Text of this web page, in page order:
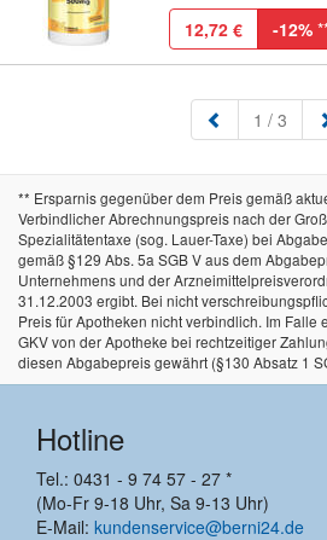
12,72 € -12%
1 (aktuell)
/ 3
** Ersparnis gegenüber dem Preis gemäß
Verbindlicher Abrechnungspreis nach der
Spezialitätentaxe (sog. Lauer-Taxe) bei
gemäß §129 Abs. 5a SGB V aus dem
Unternehmens und der
31.12.2003 ergibt. Bei nicht
Preis für Apotheken nicht verbindlich. Im Falle
GKV von der Apotheke bei rechtzeitiger
diesen Abgabepreis gewährt (§130 Absatz 1
Hotline
Tel.: 0431 - 9 74 57 - 27 *
(Mo-Fr 9-18 Uhr, Sa 9-13 Uhr)
E-Mail: kundenservice@berni24.de